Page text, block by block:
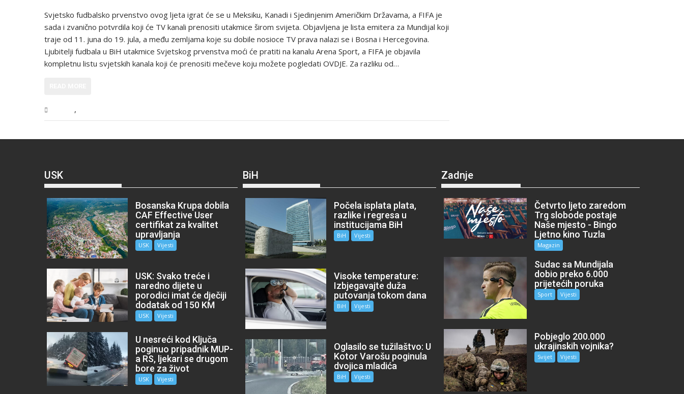
Svjetsko fudbalsko prvenstvo ovog ljeta igrat će se u Meksiku, Kanadi i Sjedinjenim Američkim Državama, a FIFA je
sada i zvanično potvrdila koji će TV kanali prenositi utakmice širom svijeta. Objavljena je lista emitera za Mundijal koji
traje od 11. juna do 19. jula, a među zemljama koje su dobile nosioce TV prava nalazi se i Bosna i Hercegovina.
Ljubitelji fudbala u BiH utakmice Svjetskog prvenstva moći će pratiti na kanalu Arena Sport, a FIFA je objavila
kompletnu listu svjetskih kanala koji će prenositi mečeve koju možete pogledati OVDJE. Za razliku od…
,
USK
Bosanska Krupa dobila
CAF Effective User
certifikat za kvalitet
upravljanja
USK Vijesti
USK: Svako treće i
naredno dijete u
porodici imat će dječiji
dodatak od 150 KM
USK Vijesti
U nesreći kod Ključa
poginuo pripadnik MUP-
a RS, ljekari se drugom
bore za život
USK Vijesti
BiH
Počela isplata plata,
razlike i regresa u
institucijama BiH
BiH Vijesti
Visoke temperature:
Izbjegavajte duža
putovanja tokom dana
BiH Vijesti
Oglasilo se tužilaštvo: U
Kotor Varošu poginula
dvojica mladića
BiH Vijesti
Zadnje
Četvrto ljeto zaredom
Trg slobode postaje
Naše mjesto - Bingo
Ljetno kino Tuzla
Magazin
Sudac sa Mundijala
dobio preko 6.000
prijetećih poruka
Sport Vijesti
Pobjeglo 200.000
ukrajinskih vojnika?
Svijet Vijesti